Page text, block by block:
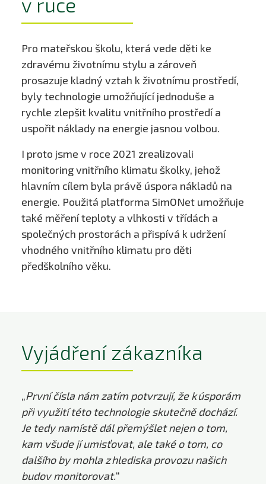
Pro mateřskou školu, která vede děti ke
zdravému životnímu stylu a zároveň
prosazuje kladný vztah k životnímu prostředí,
byly technologie umožňující jednoduše a
rychle zlepšit kvalitu vnitřního prostředí a
uspořit náklady na energie jasnou volbou.
I proto jsme v roce 2021 zrealizovali
monitoring vnitřního klimatu školky, jehož
hlavním cílem byla právě úspora nákladů na
energie. Použitá platforma SimONet umožňuje
také měření teploty a vlhkosti v třídách a
společných prostorách a přispívá k udržení
vhodného vnitřního klimatu pro děti
předškolního věku.
Vyjádření zákazníka
„První čísla nám zatím potvrzují, že k úsporám
při využití této technologie skutečně dochází.
Je tedy namístě dál přemýšlet nejen o tom,
kam všude jí umisťovat, ale také o tom, co
dalšího by mohla z hlediska provozu našich
budov monitorovat.“